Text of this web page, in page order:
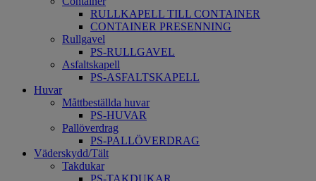
RULLKAPELL TILL CONTAINER
CONTAINER PRESENNING
Rullgavel
PS-RULLGAVEL
Asfaltskapell
PS-ASFALTSKAPELL
Huvar
Måttbeställda huvar
PS-HUVAR
Pallöverdrag
PS-PALLÖVERDRAG
Väderskydd/Tält
Takdukar
PS-TAKDUKAR